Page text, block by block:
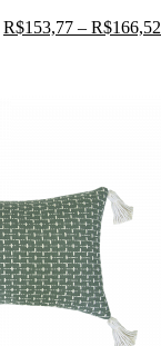
R$153,77 – R$166,52